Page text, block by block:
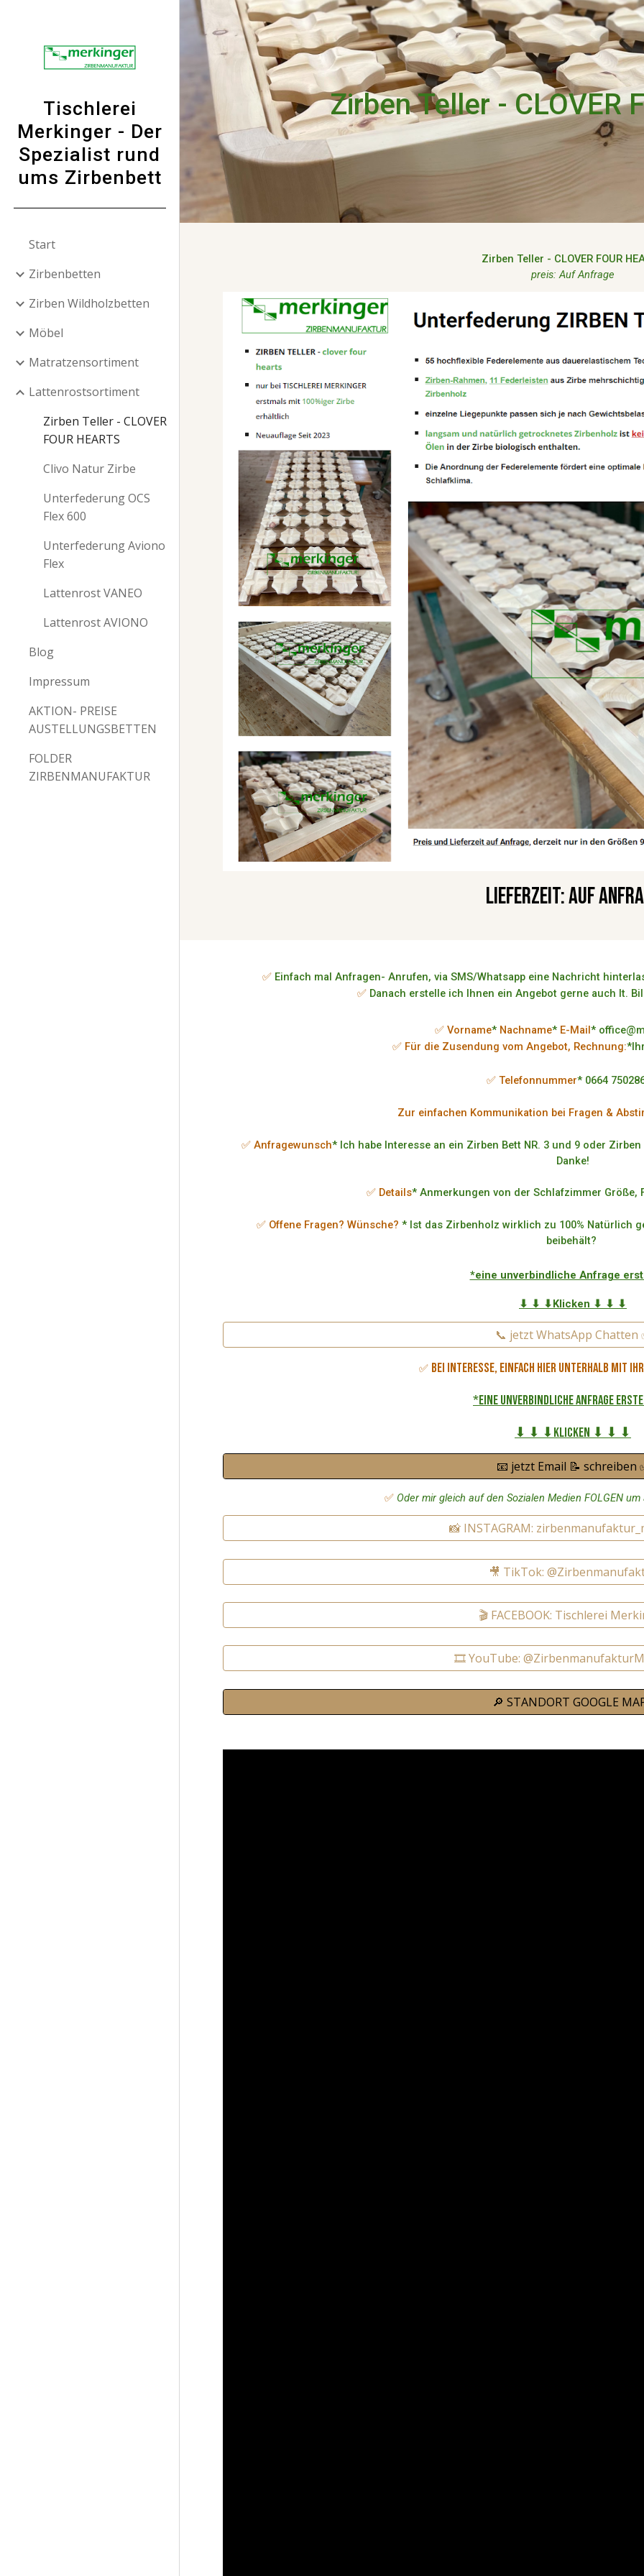
Skip to main content Skip to
Tischlerei
Merkinger - Der
Spezialist rund
ums Zirbenbett
Start
Zirbenbetten
Zirben Wildholzbetten
Möbel
Matratzensortiment
Lattenrostsortiment
Zirben Teller - CLOVER
FOUR HEARTS
Clivo Natur Zirbe
Unterfederung OCS
Flex 600
Unterfederung Aviono
Flex
Lattenrost VANEO
Lattenrost AVIONO
Blog
Impressum
AKTION- PREISE
AUSTELLUNGSBETTEN
FOLDER
ZIRBENMANUFAKTUR
Zirben Teller - CLOVER
Zirben Teller - CLOVER FOUR
preis: Auf Anfrage
Lieferzeit: auf
✅ Einfach mal Anfragen- Anrufen, via SMS/Whatsapp eine Nachricht
✅ Danach erstelle ich Ihnen ein Angebot gerne auch lt.
✅ Vorname* Nachname* E-Mail*
✅ Für die Zusendung vom Angebot, Rechnung:
✅ Telefonnummer* 0664
Zur einfachen Kommunikation bei Fragen &
✅ Anfragewunsch* Ich habe Interesse an ein Zirben Bett NR. 3 und 9 oder
Danke!
✅ Details* Anmerkungen von der Schlafzimmer
✅ Offene Fragen? Wünsche? * Ist das Zirbenholz wirklich zu 100% Natürlich
beibehält?
*eine unverbindliche Anfrage
⬇ ⬇ ⬇Klicken ⬇ ⬇ ⬇
📞 jetzt WhatsApp Chatten
✅ Bei Interesse, einfach hier unterhalb mit
*eine unverbindliche Anfrage
⬇ ⬇ ⬇Klicken ⬇ ⬇ ⬇
📧 jetzt Email 📝 schreiben
✅ Oder mir gleich auf den Sozialen Medien FOLGEN
📸 INSTAGRAM:
🎥 TikTok:
🎬 FACEBOOK: Tischlerei
🎞️ YouTube:
🔎 STANDORT GOOGLE